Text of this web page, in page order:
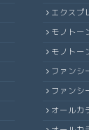
エクスプ
モノトー
モノトー
ファンシ
ファンシ
オールカ